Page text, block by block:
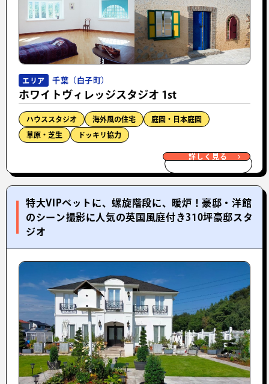
エリア 千葉（白子町）
ホワイトヴィレッジスタジオ 1st
ハウススタジオ 海外風の住宅 庭園・日本庭園
草原・芝生 ドッキリ協力
詳しく見る
特大VIPベットに、螺旋階段に、暖炉！豪邸・洋館
のシーン撮影に人気の英国風庭付き310坪豪邸スタ
ジオ